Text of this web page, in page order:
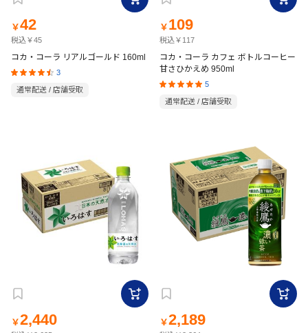
￥42
税込￥45
コカ・コーラ リアルゴールド 160ml
3
通常配送 / 店舗受取
￥ 109
税込￥117
コカ・コーラ カフェ ボトルコーヒー
甘さひかえめ 950ml
5
通常配送 / 店舗受取
￥2,440 ￥2,189